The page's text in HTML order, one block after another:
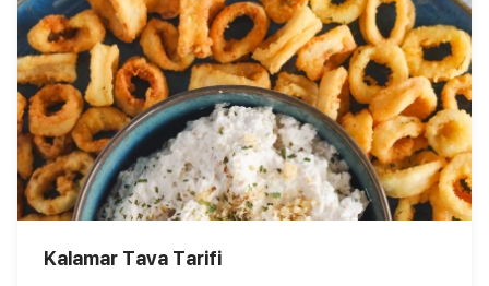
Kalamar Tava Tarifi